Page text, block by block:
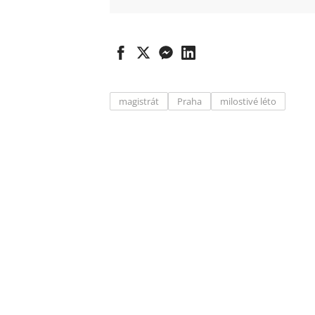
magistrát Praha milostivé léto